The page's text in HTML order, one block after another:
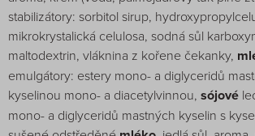
stabilizátory: sorbitol sirup,
mikrokrystalická celulosa, sodná sůl
maltodextrin, vláknina z kořene čekanky,
emulgátory: estery mono- a diglyceridů
kyselinou mono- a diacetylvinnou, sójové
mono- a diglyceridů mastných kyselin s